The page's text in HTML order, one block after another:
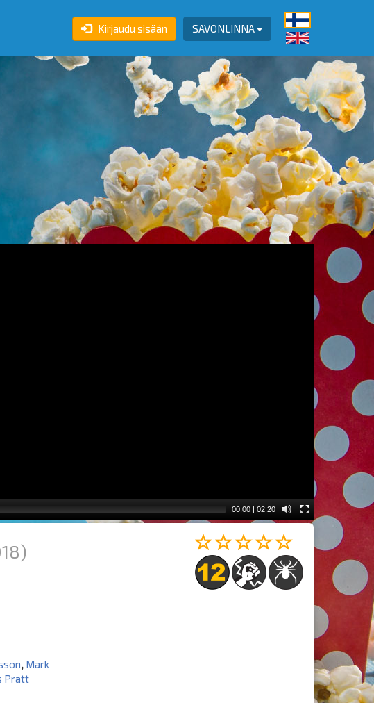
SAVONLINNA
Kirjaudu sisään
00:00 | 02:20
, Mark
Pratt